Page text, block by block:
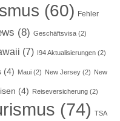
(60) Fehler
(8) Geschäftsvisa (2)
(7) I94 Aktualisierungen (2)
(4) Maui (2) New Jersey (2) New
(4) Reiseversicherung (2)
(74) TSA